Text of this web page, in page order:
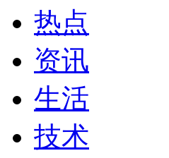
热点
资讯
生活
技术